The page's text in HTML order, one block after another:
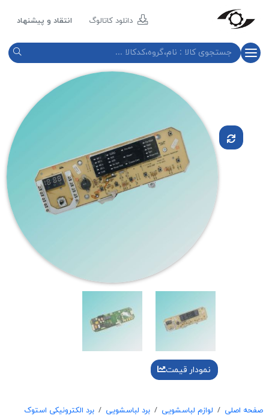
دانلود کاتالوگ انتقاد و پیشنهاد
نمودار قیمت
صفحه اصلی لوازم لباسشویی برد لباسشویی
برد الکترونیکی استوک